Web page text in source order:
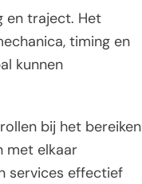
en traject. Het
timing en
kunnen
bij het bereiken
met elkaar
services effectief